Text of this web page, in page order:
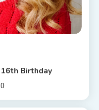
Birthday
0